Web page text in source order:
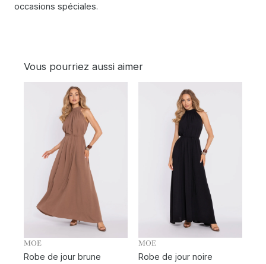
occasions spéciales.
Vous pourriez aussi aimer
MOE
Robe de jour brune
MOE
Robe de jour noire